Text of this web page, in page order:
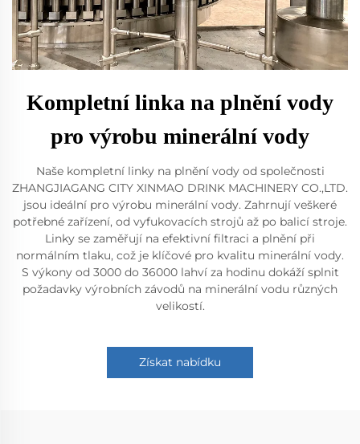
Kompletní linka na plnění vody
pro výrobu minerální vody
Naše kompletní linky na plnění vody od společnosti
ZHANGJIAGANG CITY XINMAO DRINK MACHINERY CO.,LTD.
jsou ideální pro výrobu minerální vody. Zahrnují veškeré
potřebné zařízení, od vyfukovacích strojů až po balicí stroje.
Linky se zaměřují na efektivní filtraci a plnění při
normálním tlaku, což je klíčové pro kvalitu minerální vody.
S výkony od 3000 do 36000 lahví za hodinu dokáží splnit
požadavky výrobních závodů na minerální vodu různých
velikostí.
Získat nabídku